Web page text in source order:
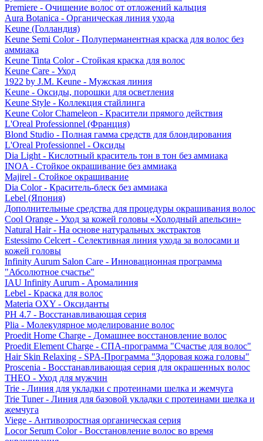
Premiere - Очищение волос от отложений кальция
Aura Botanica - Органическая линия ухода
Keune (Голландия)
Keune Semi Color - Полуперманентная краска для волос без
аммиака
Keune Tinta Color - Стойкая краска для волос
Keune Care - Уход
1922 by J.M. Keune - Мужская линия
Keune - Оксиды, порошки для осветления
Keune Style - Коллекция стайлинга
Keune Color Chameleon - Красители прямого действия
L'Oreal Professionnel (Франция)
Blond Studio - Полная гамма средств для блондирования
L'Oreal Professionnel - Оксиды
Dia Light - Кислотный краситель тон в тон без аммиака
INOA - Стойкое окрашивание без аммиака
Majirel - Стойкое окрашивание
Dia Color - Краситель-блеск без аммиака
Lebel (Япония)
Дополнительные средства для процедуры окрашивания волос
Cool Orange - Уход за кожей головы «Холодный апельсин»
Natural Hair - На основе натуральных экстрактов
Estessimo Celcert - Селективная линия ухода за волосами и
кожей головы
Infinity Aurum Salon Care - Инновационная программа
"Абсолютное счастье"
IAU Infinity Aurum - Аромалиния
Lebel - Краска для волос
Materia OXY - Оксиданты
PH 4.7 - Восстанавливающая серия
Plia - Молекулярное моделирование волос
Proedit Home Charge - Домашнее восстановление волос
Proedit Element Charge - СПА-программа "Счастье для волос"
Hair Skin Relaxing - SPA-Программа "Здоровая кожа головы"
Proscenia - Восстанавливающая серия для окрашенных волос
THEO - Уход для мужчин
Trie - Линия для укладки с протеинами шелка и жемчуга
Trie Tuner - Линия для базовой укладки с протеинами шелка и
жемчуга
Viege - Антивозростная органическая серия
Locor Serum Color - Восстановление волос во время